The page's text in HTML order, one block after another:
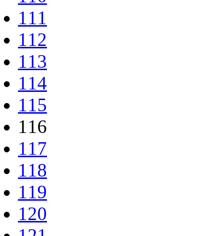
111
112
113
114
115
116
117
118
119
120